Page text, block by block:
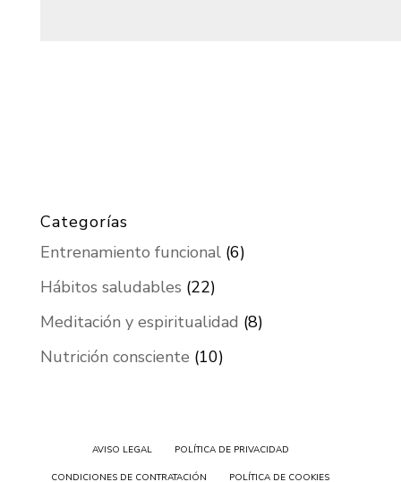
Categorías
Entrenamiento funcional(6)
Hábitos saludables (22)
Meditación y espiritualidad (8)
Nutrición consciente (10)
AVISO LEGAL POLÍTICA DE PRIVACIDAD
CONDICIONES DE CONTRATACIÓN POLÍTICA DE COOKIES